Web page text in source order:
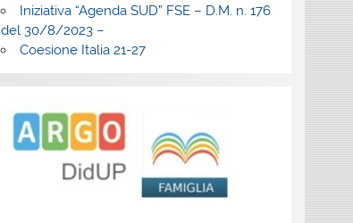
Iniziativa “Agenda SUD” FSE – D.M. n. 176
del 30/8/2023 –
Coesione Italia 21-27